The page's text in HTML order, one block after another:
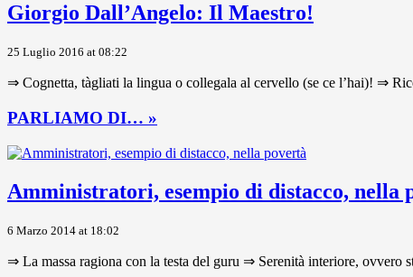
Giorgio Dall’Angelo: Il Maestro!
25 Luglio 2016 at 08:22
⇒ Cognetta, tàgliati la lingua o collegala al cervello (se ce l’hai)! ⇒
PARLIAMO DI… »
Amministratori, esempio di distacco, nella
6 Marzo 2014 at 18:02
⇒ La massa ragiona con la testa del guru ⇒ Serenità interiore, ovvero